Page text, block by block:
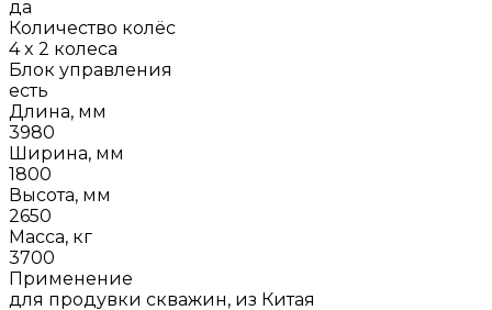
да
Количество колёс
4 x 2 колеса
Блок управления
есть
Длина, мм
3980
Ширина, мм
1800
Высота, мм
2650
Масса, кг
3700
Применение
для продувки скважин, из Китая